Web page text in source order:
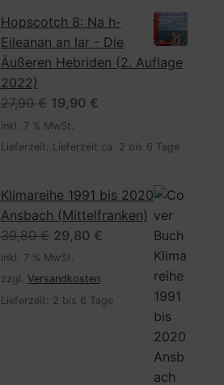
Hopscotch 8: Na h-
Eileanan an lar - Die
Äußeren Hebriden (2. Auflage
2022)
27,90€ Ursprünglicher
Preis
war:
19,90 €Aktueller
ist:
inkl. 7 % MwSt.
Lieferzeit: Lieferzeit ca. 2 bis 6 Tage
Klimareihe 1991 bis 2020
Ansbach (Mittelfranken)
39,80€ Ursprünglicher
Preis
war:
39,80 €
29,80 €Aktueller
29,80 €.
inkl. 7 % MwSt.
zzgl. Versandkosten
Lieferzeit: 2 bis 6 Tage